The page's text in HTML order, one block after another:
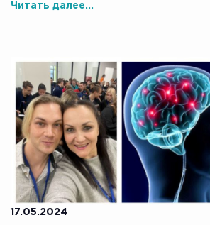
Читать далее...
17.05.2024